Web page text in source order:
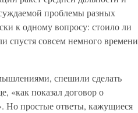
проблемы разных
к одному вопросу: стоило ли
спустя совсем немного времени
спешили сделать
«как показал договор о
Но простые ответы, кажущиеся